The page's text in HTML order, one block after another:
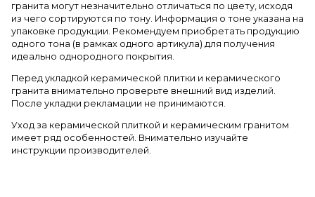
гранита могут незначительно отличаться по цвету, исходя
из чего сортируются по тону. Информация о тоне указана на
упаковке продукции. Рекомендуем приобретать продукцию
одного тона (в рамках одного артикула) для получения
идеально однородного покрытия.
Перед укладкой керамической плитки и керамического
гранита внимательно проверьте внешний вид изделий.
После укладки рекламации не принимаются.
Уход за керамической плиткой и керамическим гранитом
имеет ряд особенностей. Внимательно изучайте
инструкции производителей.